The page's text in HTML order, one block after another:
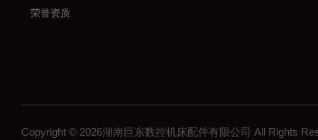
荣誉资质
Copyright © 2026湖南巨东数控机床配件有限公司 All Rights